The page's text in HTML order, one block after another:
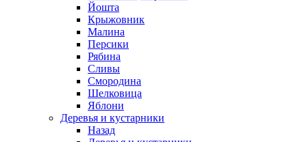
Йошта
Крыжовник
Малина
Персики
Рябина
Сливы
Смородина
Шелковица
Яблони
Деревья и кустарники
Назад